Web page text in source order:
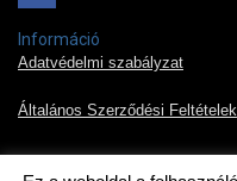
Információ
Adatvédelmi szabályzat
Általános Szerződési Feltételek